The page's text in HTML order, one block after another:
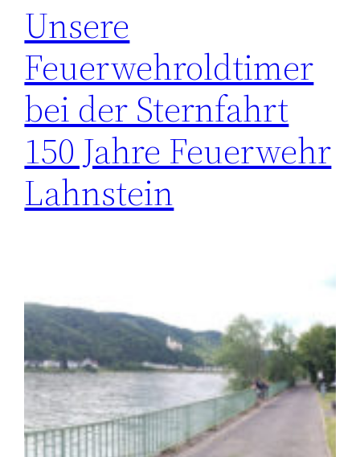
Unsere
Feuerwehroldtimer
bei der Sternfahrt
150 Jahre Feuerwehr
Lahnstein